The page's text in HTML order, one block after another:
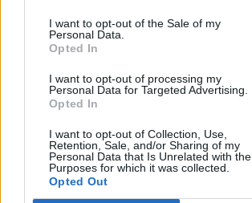
I want to opt-out of the Sale of my
Personal Data.
Opted In
I want to opt-out of processing my
Personal Data for Targeted Advertising.
Opted In
I want to opt-out of Collection, Use,
Retention, Sale, and/or Sharing of my
Personal Data that Is Unrelated with the
Purposes for which it was collected.
Opted Out